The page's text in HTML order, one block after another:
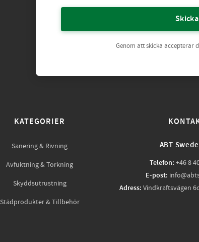
Skicka
Genom att skicka accepterar
KATEGORIER
Sanering & Rivning
Avfuktning & Torkning
Skyddsutrustning
Städprodukter & Tillbehör
ABT
Telefon: +46 8
E-post:
Adress: Vindkraftsvägen